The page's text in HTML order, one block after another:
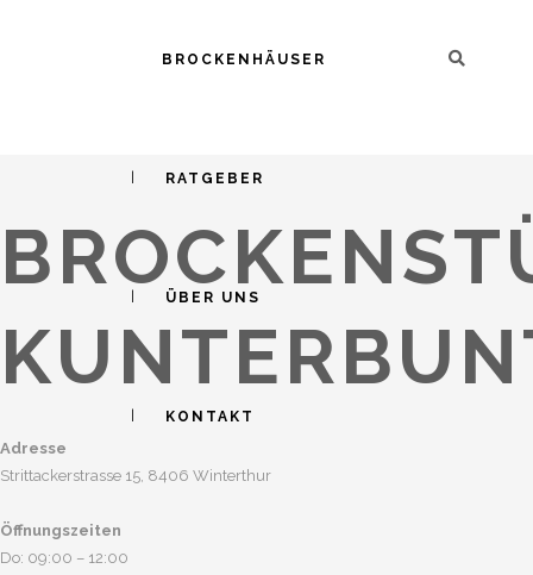
BROCKENHÄUSER
RATGEBER
ÜBER UNS
KONTAKT
Adresse
Strittackerstrasse 15, 8406 Winterthur
Öffnungszeiten
Do: 09:00 – 12:00